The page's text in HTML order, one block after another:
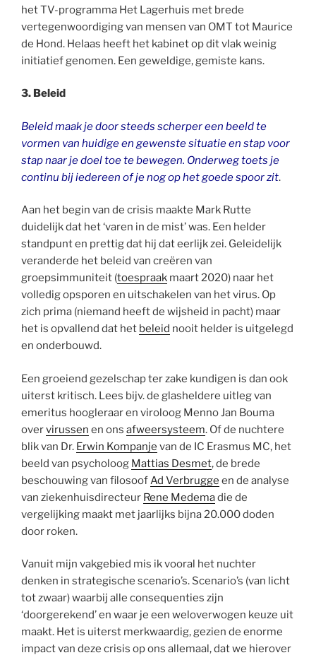
het TV-programma Het Lagerhuis met brede
vertegenwoordiging van mensen van OMT tot Maurice
de Hond. Helaas heeft het kabinet op dit vlak weinig
initiatief genomen. Een geweldige, gemiste kans.
3. Beleid
Beleid maak je door steeds scherper een beeld te
vormen van huidige en gewenste situatie en stap voor
stap naar je doel toe te bewegen. Onderweg toets je
continu bij iedereen of je nog op het goede spoor zit.
Aan het begin van de crisis maakte Mark Rutte
duidelijk dat het ‘varen in de mist’ was. Een helder
standpunt en prettig dat hij dat eerlijk zei. Geleidelijk
veranderde het beleid van creëren van
groepsimmuniteit (toespraak maart 2020) naar het
volledig opsporen en uitschakelen van het virus. Op
zich prima (niemand heeft de wijsheid in pacht) maar
het is opvallend dat het beleid nooit helder is uitgelegd
en onderbouwd.
Een groeiend gezelschap ter zake kundigen is dan ook
uiterst kritisch. Lees bijv. de glasheldere uitleg van
emeritus hoogleraar en viroloog Menno Jan Bouma
overvirussen en ons afweersysteem. Of de nuchtere
blik van Dr. Erwin Kompanje van de IC Erasmus MC, het
beeld van psycholoog Mattias Desmet, de brede
beschouwing van filosoofAd Verbrugge en de analyse
van ziekenhuisdirecteur Rene Medemadie de
vergelijking maakt met jaarlijks bijna 20.000 doden
door roken.
Vanuit mijn vakgebied mis ik vooral het nuchter
denken in strategische scenario’s. Scenario’s (van licht
tot zwaar) waarbij alle consequenties zijn
‘doorgerekend’ en waar je een weloverwogen keuze uit
maakt. Het is uiterst merkwaardig, gezien de enorme
impact van deze crisis op ons allemaal, dat we hierover